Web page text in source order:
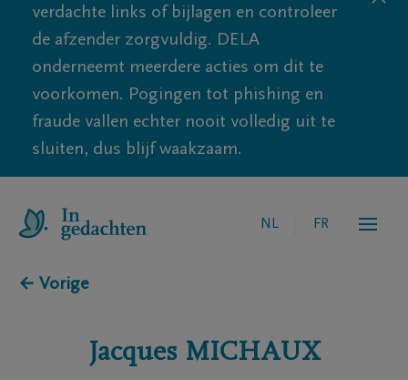
verdachte links of bijlagen en controleer
de afzender zorgvuldig. DELA
onderneemt meerdere acties om dit te
voorkomen. Pogingen tot phishing en
fraude vallen echter nooit volledig uit te
sluiten, dus blijf waakzaam.
NL FR
← Vorige
Jacques MICHAUX